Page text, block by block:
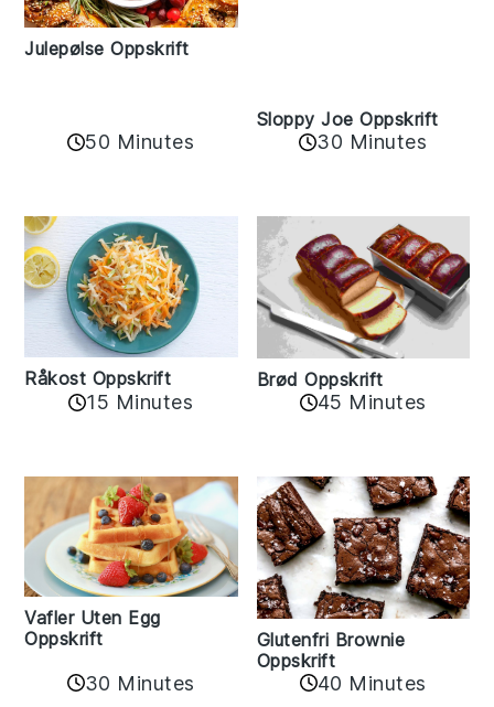
Julepølse Oppskrift
50 Minutes
Sloppy Joe Oppskrift
30 Minutes
Råkost Oppskrift
15 Minutes
Brød Oppskrift
45 Minutes
Vafler Uten Egg
Oppskrift
30 Minutes
Glutenfri Brownie
Oppskrift
40 Minutes